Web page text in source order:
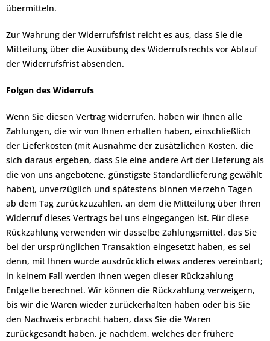
übermitteln.
Zur Wahrung der Widerrufsfrist reicht es aus, dass Sie die
Mitteilung über die Ausübung des Widerrufsrechts vor Ablauf
der Widerrufsfrist absenden.
Folgen des Widerrufs
Wenn Sie diesen Vertrag widerrufen, haben wir Ihnen alle
Zahlungen, die wir von Ihnen erhalten haben, einschließlich
der Lieferkosten (mit Ausnahme der zusätzlichen Kosten, die
sich daraus ergeben, dass Sie eine andere Art der Lieferung als
die von uns angebotene, günstigste Standardlieferung gewählt
haben), unverzüglich und spätestens binnen vierzehn Tagen
ab dem Tag zurückzuzahlen, an dem die Mitteilung über Ihren
Widerruf dieses Vertrags bei uns eingegangen ist. Für diese
Rückzahlung verwenden wir dasselbe Zahlungsmittel, das Sie
bei der ursprünglichen Transaktion eingesetzt haben, es sei
denn, mit Ihnen wurde ausdrücklich etwas anderes vereinbart;
in keinem Fall werden Ihnen wegen dieser Rückzahlung
Entgelte berechnet. Wir können die Rückzahlung verweigern,
bis wir die Waren wieder zurückerhalten haben oder bis Sie
den Nachweis erbracht haben, dass Sie die Waren
zurückgesandt haben, je nachdem, welches der frühere